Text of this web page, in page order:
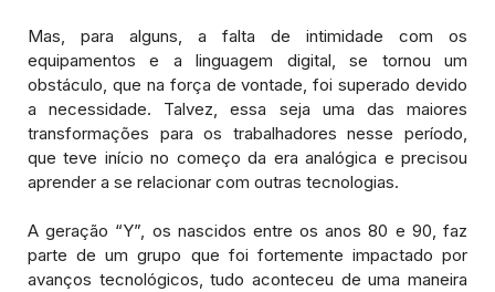
Mas, para alguns, a falta de intimidade com os
equipamentos e a linguagem digital, se tornou um
obstáculo, que na força de vontade, foi superado devido
a necessidade. Talvez, essa seja uma das maiores
transformações para os trabalhadores nesse período,
que teve início no começo da era analógica e precisou
aprender a se relacionar com outras tecnologias.
A geração “Y”, os nascidos entre os anos 80 e 90, faz
parte de um grupo que foi fortemente impactado por
avanços tecnológicos, tudo aconteceu de uma maneira